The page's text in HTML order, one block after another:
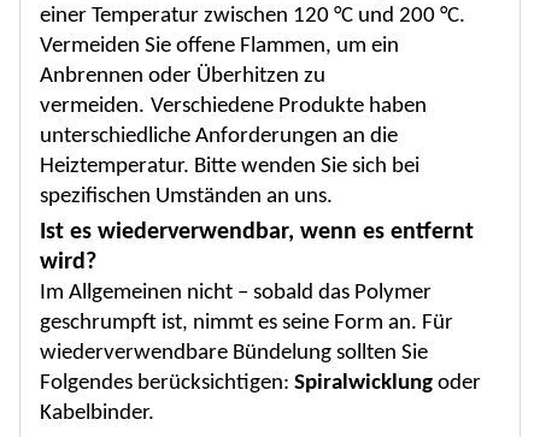
einer Temperatur zwischen 120 °C und 200 °C.
Vermeiden Sie offene Flammen, um ein
Anbrennen oder Überhitzen zu
vermeiden. Verschiedene Produkte haben
unterschiedliche Anforderungen an die
Heiztemperatur. Bitte wenden Sie sich bei
spezifischen Umständen an uns.
Ist es wiederverwendbar, wenn es entfernt
wird?
Im Allgemeinen nicht – sobald das Polymer
geschrumpft ist, nimmt es seine Form an. Für
wiederverwendbare Bündelung sollten Sie
Folgendes berücksichtigen: Spiralwicklung oder
Kabelbinder.